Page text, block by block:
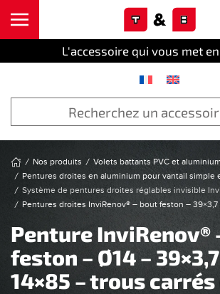
L'accessoire qui vous met
Nos produits
Volets battants PVC et aluminium
Pentures droites en aluminium pour vantail simple
Système de pentures droites réglables invisible
Pentures droites InviRenov® – bout feston –
Penture InviRenov®
feston – Ø14 –
14×85 – trous carrés
Cookies management panel